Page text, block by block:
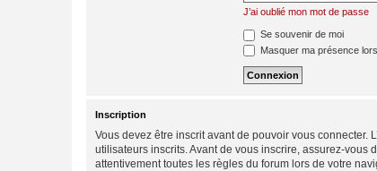
J’ai oublié mon mot de passe
Se souvenir de moi
Masquer ma présence
Inscription
Vous devez être inscrit avant de pouvoir vous
utilisateurs inscrits. Avant de vous inscrire, assurez-vous
attentivement toutes les règles du forum lors de votre